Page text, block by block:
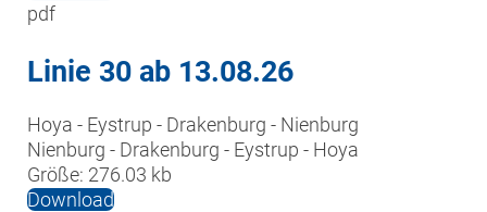
pdf
Linie 30 ab 13.08.26
Hoya - Eystrup - Drakenburg - Nienburg
Nienburg - Drakenburg - Eystrup - Hoya
Größe: 276.03 kb
Download